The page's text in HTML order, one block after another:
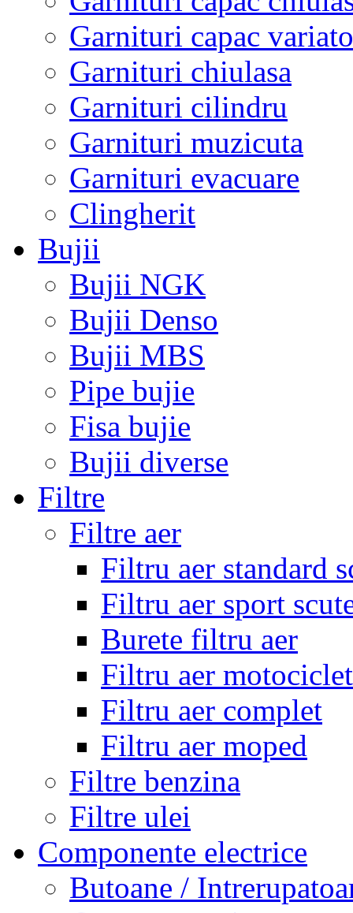
Garnituri capac
Garnituri chiulasa
Garnituri cilindru
Garnituri muzicuta
Garnituri evacuare
Clingherit
Bujii
Bujii NGK
Bujii Denso
Bujii MBS
Pipe bujie
Fisa bujie
Bujii diverse
Filtre
Filtre aer
Filtru aer standard
Filtru aer sport
Burete filtru aer
Filtru aer
Filtru aer complet
Filtru aer moped
Filtre benzina
Filtre ulei
Componente electrice
Butoane /